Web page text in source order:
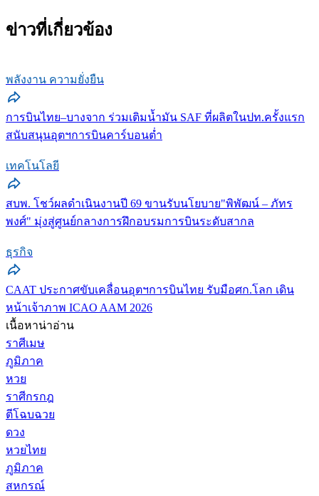
ข่าวที่เกี่ยวข้อง
พลังงาน ความยั่งยืน
การบินไทย–บางจาก ร่วมเติมน้ำมัน SAF ที่ผลิตในปท.ครั้งแรก
สนับสนุนอุตฯการบินคาร์บอนต่ำ
เทคโนโลยี
สบพ. โชว์ผลดำเนินงานปี 69 ขานรับนโยบาย"พิพัฒน์ – ภัทร
พงศ์" มุ่งสู่ศูนย์กลางการฝึกอบรมการบินระดับสากล
ธุรกิจ
CAAT ประกาศขับเคลื่อนอุตฯการบินไทย รับมือศก.โลก เดิน
หน้าเจ้าภาพ ICAO AAM 2026
เนื้อหาน่าอ่าน
ราศีเมษ
ภูมิภาค
หวย
ราศีกรกฎ
ตีโฉบฉวย
ดวง
หวยไทย
ภูมิภาค
สหกรณ์